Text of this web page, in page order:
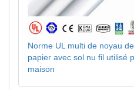
Norme UL multi de noyau
papier avec sol nu fil utilisé
maison